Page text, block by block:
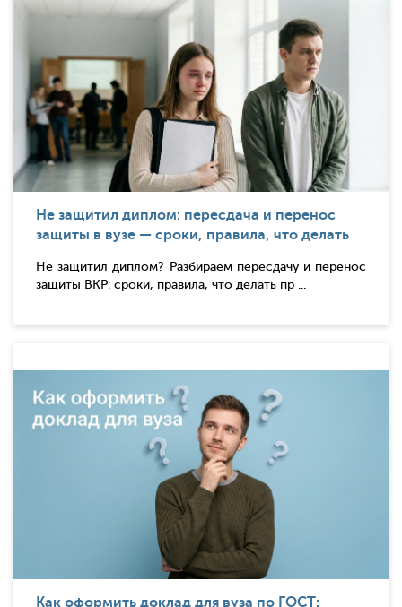
Не защитил диплом: пересдача и перенос
защиты в вузе — сроки, правила, что делать
Не защитил диплом? Разбираем пересдачу и перенос
защиты ВКР: сроки, правила, что делать пр ...
Как оформить доклад для вуза по ГОСТ: